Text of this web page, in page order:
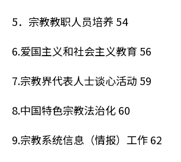
5．宗教教职人员培养 54
6.爱国主义和社会主义教育 56
7.宗教界代表人士谈心活动 59
8.中国特色宗教法治化 60
9.宗教系统信息（情报）工作 62